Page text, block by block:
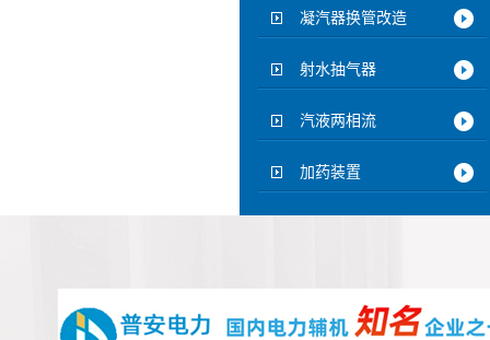
凝汽器换管改造
射水抽气器
汽液两相流
加药装置